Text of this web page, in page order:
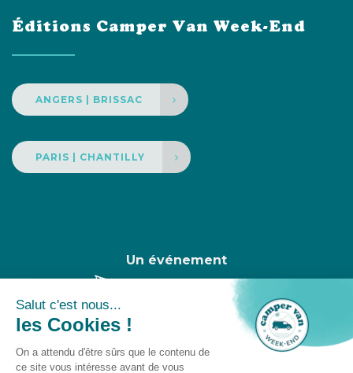
Éditions Camper Van Week-End
ANGERS | BRISSAC
PARIS | CHANTILLY
Un événement